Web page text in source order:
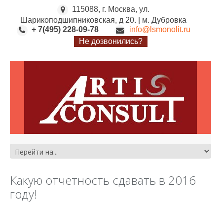
115088, г. Москва, ул.
Шарикоподшипниковская, д 20. | м. Дубровка
+ 7(495) 228-09-78
info@lsmonolit.ru
Не дозвонились?
Какую отчетность сдавать в 2016
году!